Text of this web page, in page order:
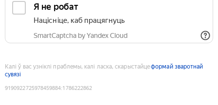
Я не робат
Націсніце, каб працягнуць
SmartCaptcha by Yandex Cloud
Калі ў вас узніклі праблемы, калі ласка, скарыстайцеформай зваротнай
сувязі
9190922725978459884:1786222862